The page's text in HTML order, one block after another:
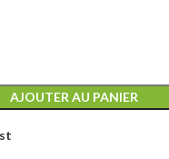
AJOUTER AU PANIER